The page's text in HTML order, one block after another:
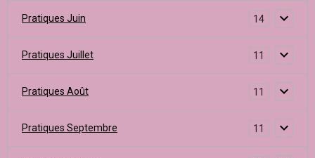
Pratiques Juin 14
Pratiques Juillet 11
Pratiques Août 11
Pratiques Septembre 11